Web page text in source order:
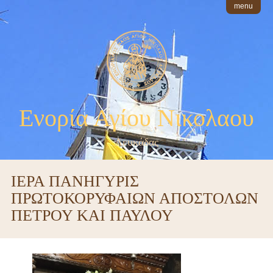
menu
Ενορία Αγίου Νικολαου
Λευκάδας
ΙΕΡΑ ΠΑΝΗΓΥΡΙΣ
ΠΡΩΤΟΚΟΡΥΦΑΙΩΝ ΑΠΟΣΤΟΛΩΝ
ΠΕΤΡΟΥ ΚΑΙ ΠΑΥΛΟΥ